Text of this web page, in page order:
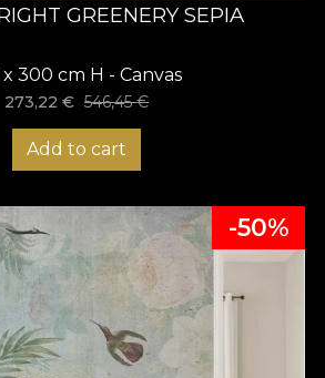
GREENERY SEPIA
x 300 cm H - Canvas
273,22 € 546,45€
Add to cart
-50%